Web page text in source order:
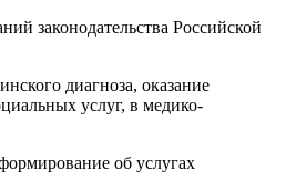
законодательства Российской
диагноза, оказание
услуг, в медико-
об услугах